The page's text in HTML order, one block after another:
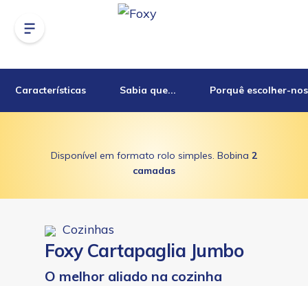
Características Sabia que... Porquê escolher-nos
Disponível em formato rolo simples. Bobina 2
camadas
Cozinhas
Foxy Cartapaglia Jumbo
O melhor aliado na cozinha